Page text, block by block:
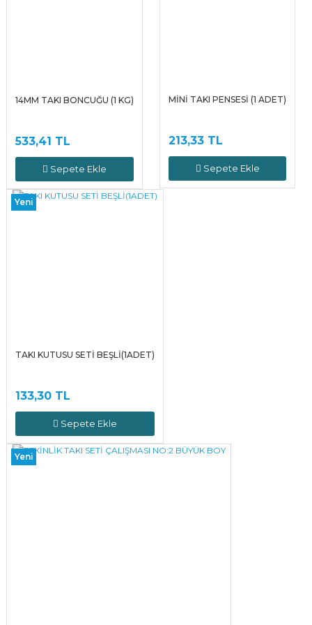
14MM TAKI BONCUĞU (1 KG)
533,41 TL
Sepete Ekle
MİNİ TAKI PENSESİ (1 ADET)
213,33 TL
Sepete Ekle
Yeni
TAKI KUTUSU SETİ BEŞLİ(1ADET)
133,30 TL
Sepete Ekle
Yeni